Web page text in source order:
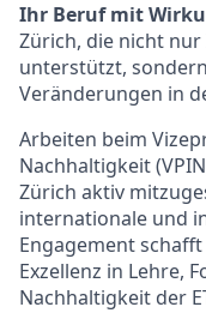
Ihr Beruf mit
Zürich, die nicht
unterstützt,
Veränderungen in
Arbeiten beim
Nachhaltigkeit
Zürich aktiv
internationale und
Engagement
Exzellenz in Lehre,
Nachhaltigkeit der